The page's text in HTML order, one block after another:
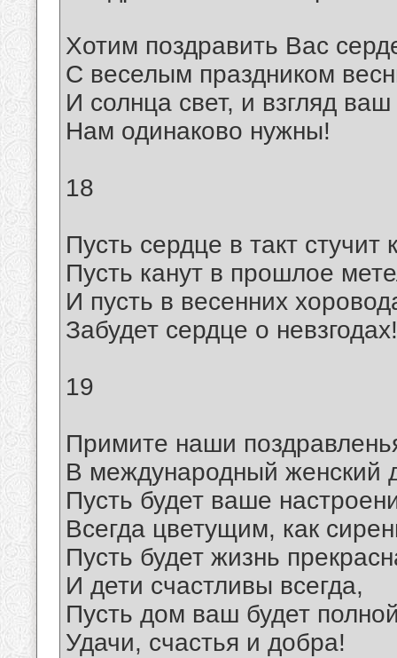
Хотим поздравить Вас
С веселым праздником
И солнца свет, и взгляд
Нам одинаково нужны!
18
Пусть сердце в такт стучит
Пусть канут в прошлое
И пусть в весенних
Забудет сердце о невзгодах!
19
Примите наши
В международный женский
Пусть будет ваше
Всегда цветущим, как
Пусть будет жизнь
И дети счастливы всегда,
Пусть дом ваш будет
Удачи, счастья и добра!